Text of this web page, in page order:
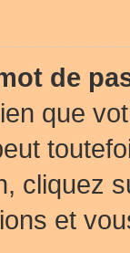
de
que
cliquez
et